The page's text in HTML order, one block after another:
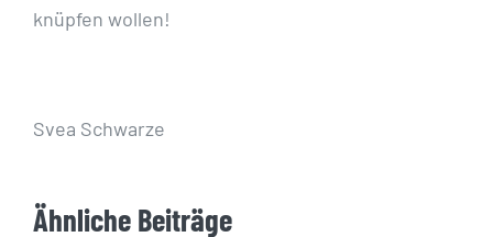
knüpfen wollen!
Svea Schwarze
Ähnliche Beiträge